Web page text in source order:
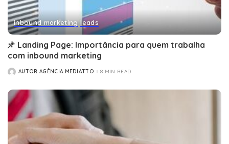
inbound marketing leads
Landing Page: Importância para quem trabalha
com inbound marketing
POSTEDAUTOR AGÊNCIA MEDIATTO 8 MIN READ